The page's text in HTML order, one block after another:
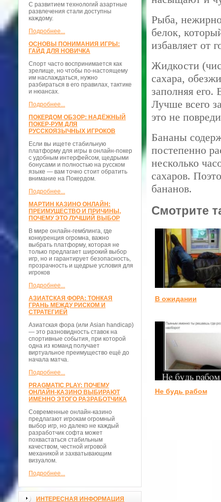
С развитием технологий азартные
развлечения стали доступны
каждому.
Подробнее...
ОСНОВЫ ПОНИМАНИЯ ИГРЫ:
ГАЙД ДЛЯ НОВИЧКА
Спорт часто воспринимается как
зрелище, но чтобы по-настоящему
им наслаждаться, нужно
разбираться в его правилах, тактике
и нюансах.
Подробнее...
ПОКЕРДОМ ОБЗОР: НАДЁЖНЫЙ
ПОКЕР-РУМ ДЛЯ
РУССКОЯЗЫЧНЫХ ИГРОКОВ
Если вы ищете стабильную
платформу для игры в онлайн-покер
с удобным интерфейсом, щедрыми
бонусами и полностью на русском
языке — вам точно стоит обратить
внимание на Покердом.
Подробнее...
МАРТИН КАЗИНО ОНЛАЙН:
ПРЕИМУЩЕСТВО И ПРИЧИНЫ,
ПОЧЕМУ ЭТО ЛУЧШИЙ ВЫБОР
В мире онлайн-гемблинга, где
конкуренция огромна, важно
выбрать платформу, которая не
только предлагает широкий выбор
игр, но и гарантирует безопасность,
прозрачность и щедрые условия для
игроков
Подробнее...
АЗИАТСКАЯ ФОРА: ТОНКАЯ
ГРАНЬ МЕЖДУ РИСКОМ И
СТРАТЕГИЕЙ
Азиатская фора (или Asian handicap)
— это разновидность ставок на
спортивные события, при которой
одна из команд получает
виртуальное преимущество ещё до
начала матча.
Подробнее...
PRAGMATIC PLAY: ПОЧЕМУ
ОНЛАЙН-КАЗИНО ВЫБИРАЮТ
ИМЕННО ЭТОГО РАЗРАБОТЧИКА
Современные онлайн-казино
предлагают игрокам огромный
выбор игр, но далеко не каждый
разработчик софта может
похвастаться стабильным
качеством, честной игровой
механикой и захватывающим
визуалом.
Подробнее...
ИНТЕРЕСНАЯ ИНФОРМАЦИЯ
Рыба,
белок,
избавляет от
Жидкости
сахара,
заполняя его.
Лучше всего
это не
Бананы
постепенно
несколько
сахаров.
бананов.
Смотрите
В ожидании
Не будь рабом